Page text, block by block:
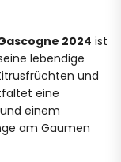
2024 ist
lebendige
und
eine
einem
am Gaumen